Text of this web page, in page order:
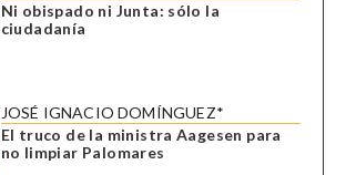
Ni obispado ni Junta: sólo la
ciudadanía
JOSÉ IGNACIO DOMÍNGUEZ*
El truco de la ministra Aagesen para
no limpiar Palomares